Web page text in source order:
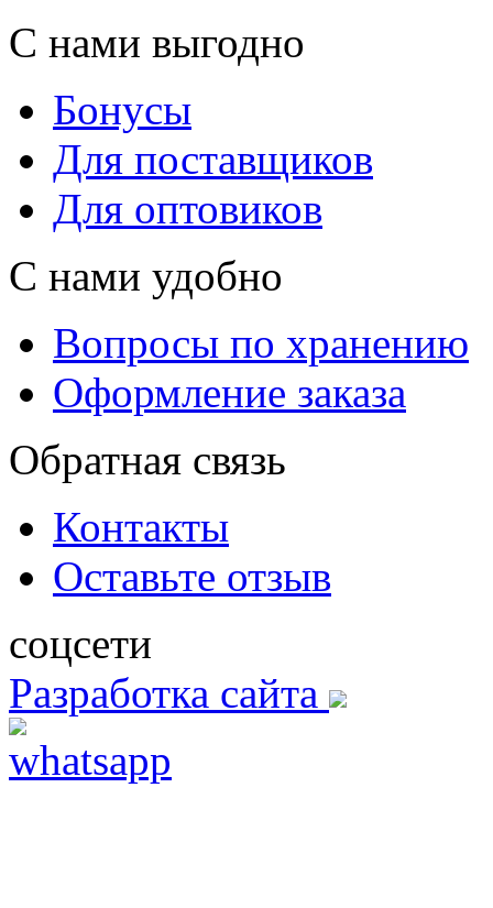
С нами выгодно
Бонусы
Для поставщиков
Для оптовиков
С нами удобно
Вопросы по хранению
Оформление заказа
Обратная связь
Контакты
Оставьте отзыв
соцсети
Разработка сайта